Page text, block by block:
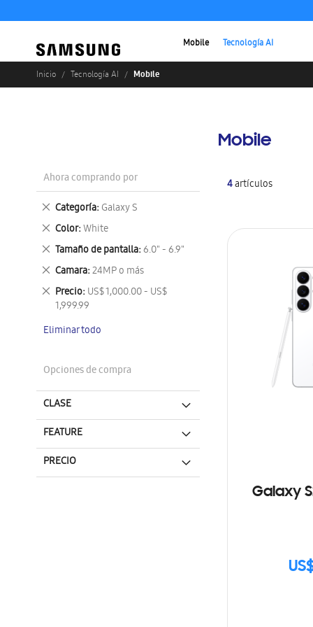
Mobile Tecnología AI
Inicio Tecnología AI Mobile
Mobile
4artículos
Galaxy
Ahora comprando por
Categoría Galaxy S
Eliminar
este
artículo
Color White
Eliminar
este
artículo
Tamaño de pantalla 6.0" - 6.9"
Eliminar
este
artículo
Camara 24MP o más
Eliminar
este
artículo
Precio US$ 1,000.00 - US$
1,999.99
Eliminar
este
Eliminar todo
Opciones de compra
CLASE
FEATURE
PRECIO